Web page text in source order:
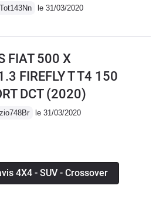
le 31/03/2020
FIAT 500 X
FIREFLY T T4 150
DCT(2020)
le 31/03/2020
4X4 - SUV - Crossover